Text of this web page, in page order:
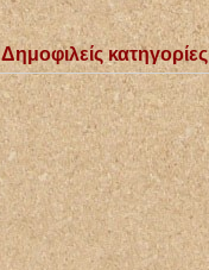
Δημοφιλείς κατηγορίες